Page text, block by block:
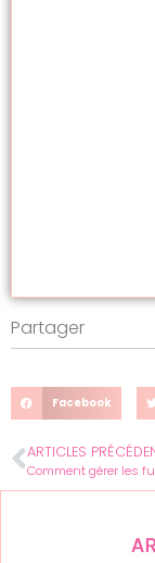
Partager
Facebook
ARTICLES